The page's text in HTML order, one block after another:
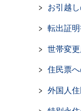
お引越
転出証
世帯変
住民票
外国人